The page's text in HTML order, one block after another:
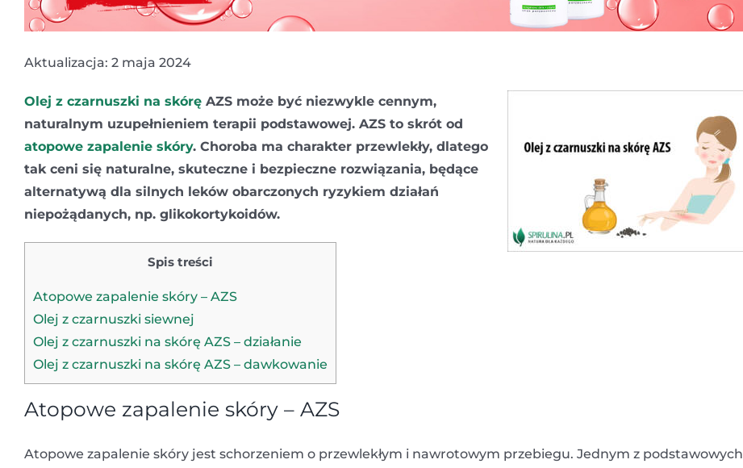
Aktualizacja: 2 maja 2024
Olej z czarnuszki na skórę AZS może być niezwykle cennym,
naturalnym uzupełnieniem terapii podstawowej. AZS to skrót od
atopowe zapalenie skóry. Choroba ma charakter przewlekły, dlatego
tak ceni się naturalne, skuteczne i bezpieczne rozwiązania, będące
alternatywą dla silnych leków obarczonych ryzykiem działań
niepożądanych, np. glikokortykoidów.
Spis treści
Atopowe zapalenie skóry – AZS
Olej z czarnuszki siewnej
Olej z czarnuszki na skórę AZS – działanie
Olej z czarnuszki na skórę AZS – dawkowanie
Atopowe zapalenie skóry – AZS
Atopowe zapalenie skóry jest schorzeniem o przewlekłym i nawrotowym przebiegu. Jednym z podstawowych